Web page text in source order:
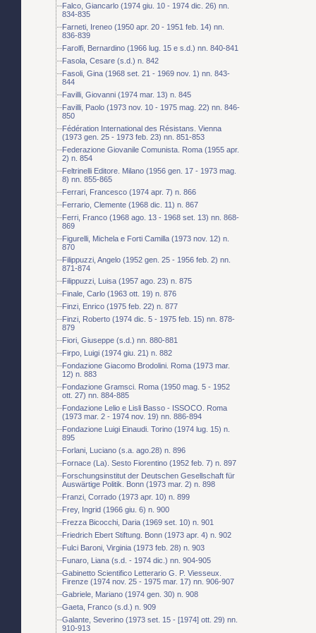
Falco, Giancarlo (1974 giu. 10 - 1974 dic. 26) nn.
834-835
Farneti, Ireneo (1950 apr. 20 - 1951 feb. 14) nn.
836-839
Farolfi, Bernardino (1966 lug. 15 e s.d.) nn. 840-841
Fasola, Cesare (s.d.) n. 842
Fasoli, Gina (1968 set. 21 - 1969 nov. 1) nn. 843-
844
Favilli, Giovanni (1974 mar. 13) n. 845
Favilli, Paolo (1973 nov. 10 - 1975 mag. 22) nn. 846-
850
Fédération International des Résistans. Vienna
(1973 gen. 25 - 1973 feb. 23) nn. 851-853
Federazione Giovanile Comunista. Roma (1955 apr.
2) n. 854
Feltrinelli Editore. Milano (1956 gen. 17 - 1973 mag.
8) nn. 855-865
Ferrari, Francesco (1974 apr. 7) n. 866
Ferrario, Clemente (1968 dic. 11) n. 867
Ferri, Franco (1968 ago. 13 - 1968 set. 13) nn. 868-
869
Figurelli, Michela e Forti Camilla (1973 nov. 12) n.
870
Filippuzzi, Angelo (1952 gen. 25 - 1956 feb. 2) nn.
871-874
Filippuzzi, Luisa (1957 ago. 23) n. 875
Finale, Carlo (1963 ott. 19) n. 876
Finzi, Enrico (1975 feb. 22) n. 877
Finzi, Roberto (1974 dic. 5 - 1975 feb. 15) nn. 878-
879
Fiori, Giuseppe (s.d.) nn. 880-881
Firpo, Luigi (1974 giu. 21) n. 882
Fondazione Giacomo Brodolini. Roma (1973 mar.
12) n. 883
Fondazione Gramsci. Roma (1950 mag. 5 - 1952
ott. 27) nn. 884-885
Fondazione Lelio e Lisli Basso - ISSOCO. Roma
(1973 mar. 2 - 1974 nov. 19) nn. 886-894
Fondazione Luigi Einaudi. Torino (1974 lug. 15) n.
895
Forlani, Luciano (s.a. ago.28) n. 896
Fornace (La). Sesto Fiorentino (1952 feb. 7) n. 897
Forschungsinstitut der Deutschen Gesellschaft für
Auswärtige Politik. Bonn (1973 mar. 2) n. 898
Franzi, Corrado (1973 apr. 10) n. 899
Frey, Ingrid (1966 giu. 6) n. 900
Frezza Bicocchi, Daria (1969 set. 10) n. 901
Friedrich Ebert Stiftung. Bonn (1973 apr. 4) n. 902
Fulci Baroni, Virginia (1973 feb. 28) n. 903
Funaro, Liana (s.d. - 1974 dic.) nn. 904-905
Gabinetto Scientifico Letterario G. P. Viesseux.
Firenze (1974 nov. 25 - 1975 mar. 17) nn. 906-907
Gabriele, Mariano (1974 gen. 30) n. 908
Gaeta, Franco (s.d.) n. 909
Galante, Severino (1973 set. 15 - [1974] ott. 29) nn.
910-913